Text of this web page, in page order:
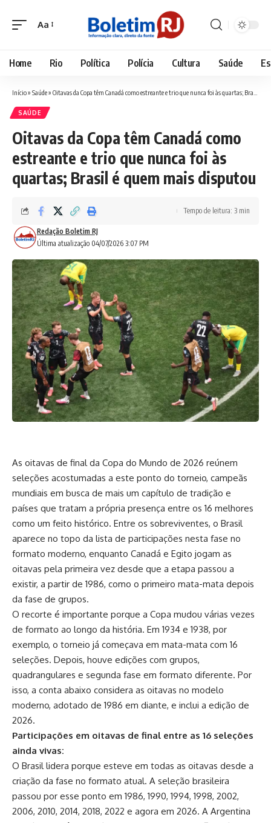
Font
Aa
Home Rio Política Polícia Cultura Saúde
Início» Saúde» Oitavas da Copa têm Canadá como estreante e trio que nunca foi às quartas; Brasil é quem mais disputou
SAÚDE
Oitavas da Copa têm Canadá como
estreante e trio que nunca foi às
quartas; Brasil é quem mais disputou
Última atualização 04/07/2026 3:07 PM
Redação Boletim RJ
Tempo de leitura: 3 min
As oitavas de final da Copa do Mundo de 2026 reúnem
seleções acostumadas a este ponto do torneio, campeãs
mundiais em busca de mais um capítulo de tradição e
países que tratam a própria presença entre os 16 melhores
como um feito histórico. Entre os sobreviventes, o Brasil
aparece no topo da lista de participações nesta fase no
formato moderno, enquanto Canadá e Egito jogam as
oitavas pela primeira vez desde que a etapa passou a
existir, a partir de 1986, como o primeiro mata-mata depois
da fase de grupos.
O recorte é importante porque a Copa mudou várias vezes
de formato ao longo da história. Em 1934 e 1938, por
exemplo, o torneio já começava em mata-mata com 16
seleções. Depois, houve edições com grupos,
quadrangulares e segunda fase em formato diferente. Por
isso, a conta abaixo considera as oitavas no modelo
moderno, adotado de 1986 em diante, e inclui a edição de
2026.
Participações em oitavas de final entre as 16 seleções
ainda vivas:
O Brasil lidera porque esteve em todas as oitavas desde a
criação da fase no formato atual. A seleção brasileira
passou por esse ponto em 1986, 1990, 1994, 1998, 2002,
2006, 2010, 2014, 2018, 2022 e agora em 2026. A Argentina